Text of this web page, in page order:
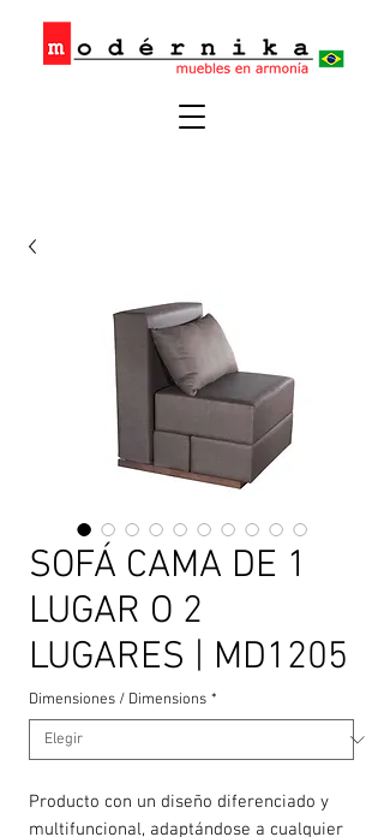
SOFÁ CAMA DE 1
LUGAR O 2
LUGARES | MD1205
Dimensiones / Dimensions *
Producto con un diseño diferenciado y
multifuncional, adaptándose a cualquier